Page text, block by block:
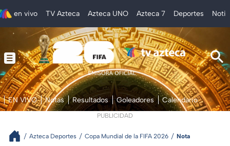
en vivo TV Azteca Azteca UNO Azteca 7 Deportes
EN VIVO Notas Resultados Goleadores Calendario
PUBLICIDAD
Azteca Deportes Copa Mundial de la FIFA 2026 Nota